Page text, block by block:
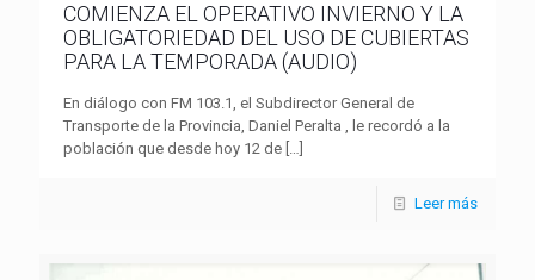
COMIENZA EL OPERATIVO INVIERNO Y LA
OBLIGATORIEDAD DEL USO DE CUBIERTAS
PARA LA TEMPORADA (AUDIO)
En diálogo con FM 103.1, el Subdirector General de
Transporte de la Provincia, Daniel Peralta , le recordó a la
población que desde hoy 12 de […]
Leer más